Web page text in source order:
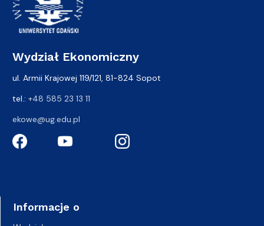
Wydział Ekonomiczny
ul. Armii Krajowej 119/121, 81-824 Sopot
tel.: +48 585 23 13 11
ekowe@ug.edu.pl
Informacje o